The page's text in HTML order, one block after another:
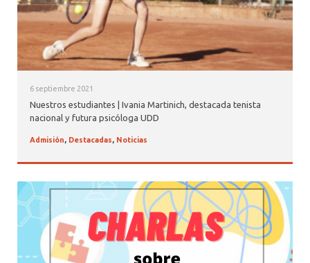
6 septiembre 2021
Nuestros estudiantes | Ivania Martinich, destacada tenista
nacional y futura psicóloga UDD
Admisión, Destacadas, Noticias